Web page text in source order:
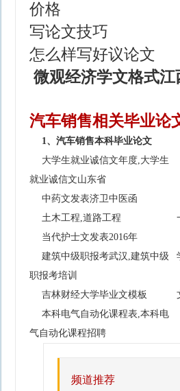
价格
写论文技巧
怎么样写好议论文
微观经济学文格式
汽车销售相关毕业论
1、汽车销售本科毕业论文
大学生就业诚信文年度,大学生
就业诚信文山东省
中药文发表济卫中医函
土木工程,道路工程
当代护士文发表2016年
建筑中级职报考武汉,建筑中级
职报考培训
吉林财经大学毕业文模板
本科电气自动化课程表,本科电
气自动化课程招聘
频道推荐